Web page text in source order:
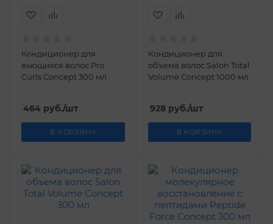
Кондиционер для
вьющихся волос Pro
Curls Concept 300 мл
464 руб./шт
В КОРЗИНУ
Кондиционер для
объема волос Salon Total
Volume Concept 1000 мл
928руб./шт
В КОРЗИНУ